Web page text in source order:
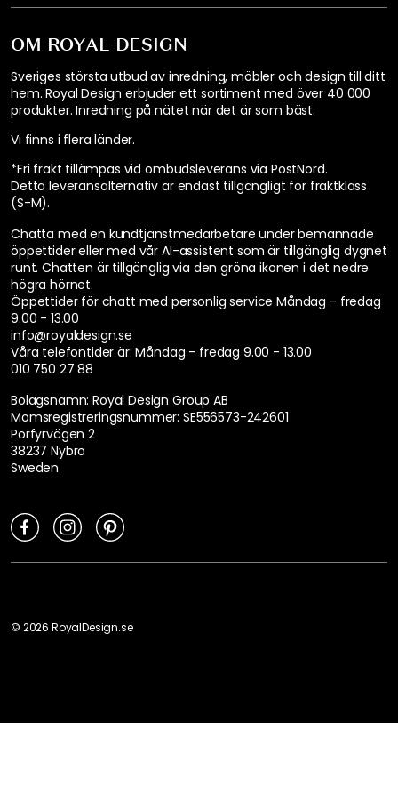
OM ROYAL DESIGN
Sveriges största utbud av inredning, möbler och design till ditt
hem. Royal Design erbjuder ett sortiment med över 40 000
produkter. Inredning på nätet när det är som bäst.
Vi finns i flera länder.
*Fri frakt tillämpas vid ombudsleverans via PostNord.
Detta leveransalternativ är endast tillgängligt för fraktklass
(S-M).
Chatta med en kundtjänstmedarbetare under bemannade
öppettider eller med vår AI-assistent som är tillgänglig dygnet
runt. Chatten är tillgänglig via den gröna ikonen i det nedre
högra hörnet.
Öppettider för chatt med personlig service Måndag - fredag
9.00 - 13.00
info@royaldesign.se
Våra telefontider är: Måndag - fredag 9.00 - 13.00
010 750 27 88
Bolagsnamn: Royal Design Group AB
Momsregistreringsnummer: SE556573-242601
Porfyrvägen 2
38237 Nybro
Sweden